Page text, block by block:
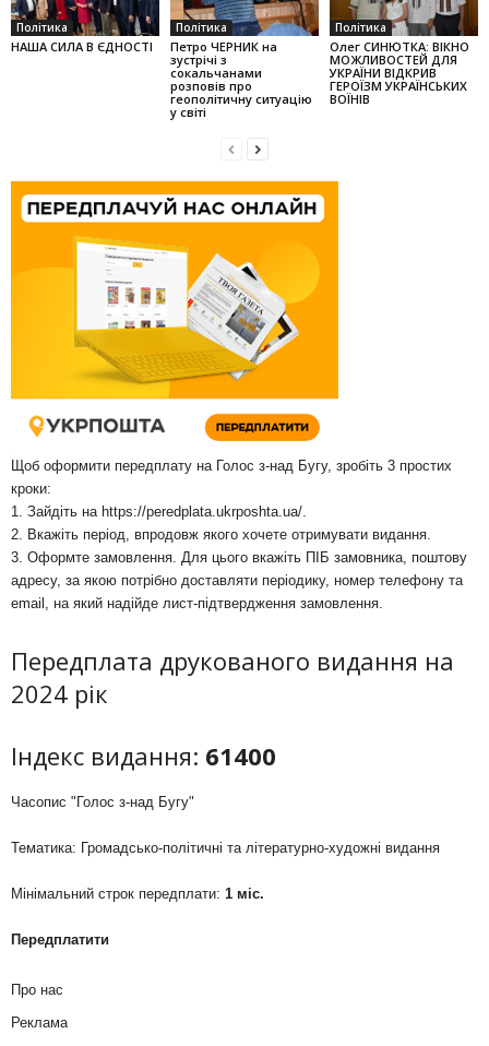
Політика
НАША СИЛА В ЄДНОСТІ
Політика
Петро ЧЕРНИК на
зустрічі з
сокальчанами
розповів про
геополітичну ситуацію
у світі
Політика
Олег СИНЮТКА: ВІКНО
МОЖЛИВОСТЕЙ ДЛЯ
УКРАЇНИ ВІДКРИВ
ГЕРОЇЗМ УКРАЇНСЬКИХ
ВОЇНІВ
Щоб оформити передплату на Голос з-над Бугу, зробіть 3 простих
кроки:
1. Зайдіть на https://peredplata.ukrposhta.ua/
2. Вкажіть період, впродовж якого хочете отримувати видання.
3. Оформте замовлення. Для цього вкажіть ПІБ замовника, поштову
адресу, за якою потрібно доставляти періодику, номер телефону та
email, на який надійде лист-підтвердження замовлення.
Передплата друкованого видання на
2024 рік
Індекс видання: 61400
Часопис "Голос з-над Бугу"
Тематика: Громадсько-політичні та літературно-художні видання
Мінімальний строк передплати: 1 міс.
Передплатити
Про нас
Реклама